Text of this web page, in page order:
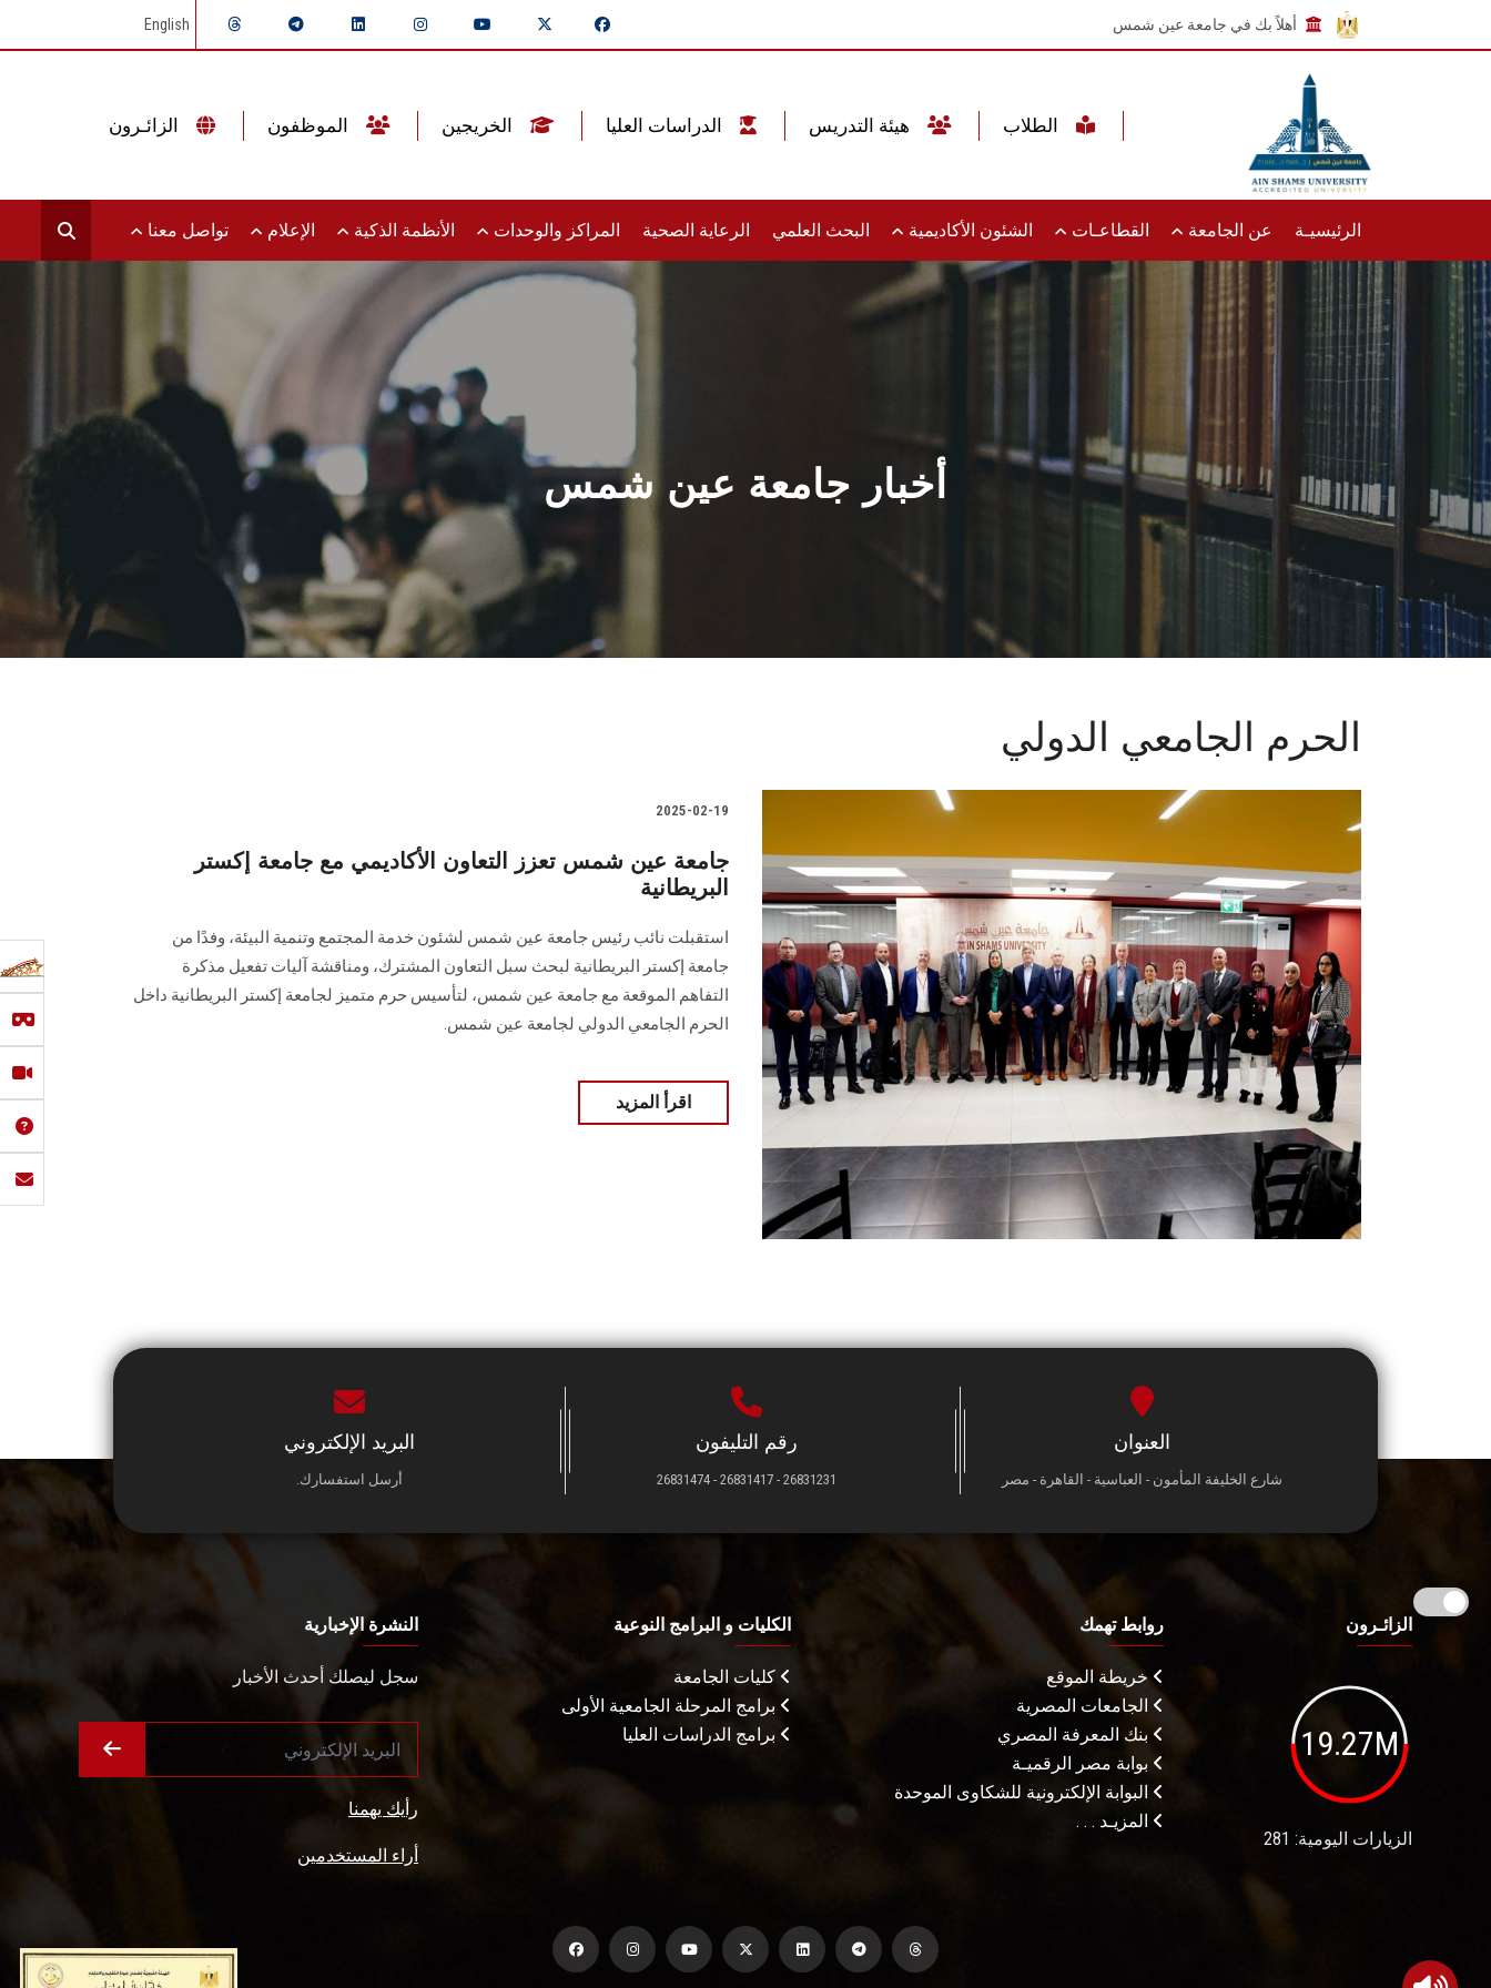
أهلاً بك في جامعة عين شمس English
الرئيسيـة عن الجامعة القطاعـات الشئون الأكاديمية البحث العلمي الرعاية الصحية المراكز والوحدات الأنظمة الذكية الإعلام تواصل معنا
أخبار جامعة عين شمس
الحرم الجامعي الدولي
2025-02-19
جامعة عين شمس تعزز التعاون الأكاديمي مع جامعة إكستر
البريطانية
استقبلت نائب رئيس جامعة عين شمس لشئون خدمة المجتمع وتنمية البيئة، وفدًا من
جامعة إكستر البريطانية لبحث سبل التعاون المشترك، ومناقشة آليات تفعيل مذكرة
التفاهم الموقعة مع جامعة عين شمس، لتأسيس حرم متميز لجامعة إكستر البريطانية داخل
الحرم الجامعي الدولي لجامعة عين شمس.
اقرأ المزيد
العنوان
شارع الخليفة المأمون - العباسية - القاهرة - مصر
رقم التليفون
26831231 - 26831417 - 26831474
البريد الإلكتروني
أرسل استفسارك.
الزائـرون
19.27M
الزيارات اليومية: 281
روابط تهمك
خريطة الموقع
الجامعات المصرية
بنك المعرفة المصري
بوابة مصر الرقميـة
البوابة الإلكترونية للشكاوى الموحدة
المزيـد . . .
الكليات و البرامج النوعية
كليات الجامعة
برامج المرحلة الجامعية الأولى
برامج الدراسات العليا
النشرة الإخبارية
سجل ليصلك أحدث الأخبار
رأيك يهمنا
أراء المستخدمين